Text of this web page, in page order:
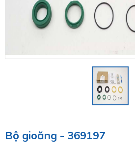
Bộ gioăng - 369197